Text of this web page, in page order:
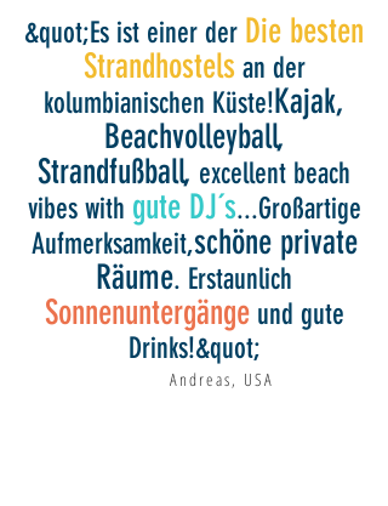
Vera, Österreich (Okt.2019)
&quot;Es ist einer der Die besten
Strandhostels an der
kolumbianischen Küste!Kajak,
Beachvolleyball,
Strandfußball, excellent beach
vibes with gute DJ´s...Großartige
Aufmerksamkeit,schöne private
Räume. Erstaunlich
Sonnenuntergänge und gute
Drinks!&quot;
Andreas, USA